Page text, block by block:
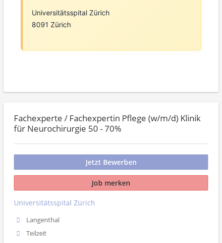
Universitätsspital Zürich
8091 Zürich
Fachexperte / Fachexpertin Pflege (w/m/d) Klinik
für Neurochirurgie 50 - 70%
Jetzt Bewerben
Job merken
Universitätsspital Zürich
Langenthal
Teilzeit